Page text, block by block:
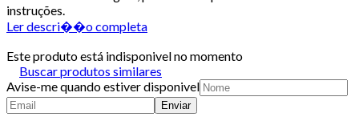
instruções.
Ler descri��o completa
Este produto está indisponivel no momento
Buscar produtos similares
Avise-me quando estiver disponivel
Enviar